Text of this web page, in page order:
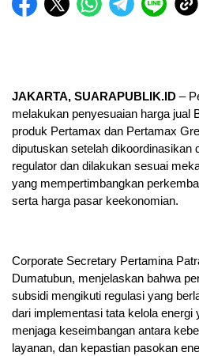
JAKARTA, SUARAPUBLIK.ID –
melakukan penyesuaian harga jual
produk Pertamax dan Pertamax
diputuskan setelah dikoordinasikan
regulator dan dilakukan sesuai
yang mempertimbangkan
serta harga pasar keekonomian.
Corporate Secretary Pertamina
Dumatubun, menjelaskan bahwa
subsidi mengikuti regulasi yang
dari implementasi tata kelola energi
menjaga keseimbangan antara
layanan, dan kepastian pasokan